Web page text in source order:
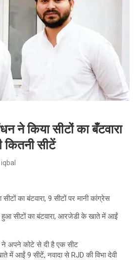
ने किया सीटों का बँटवारा
कितनी सीटें
का बंटवारा, 9 सीटों पर मानी कांग्रेस
हुआ सीटों का बंटवारा, आरजेडी के खाते में आईं
अपने कोटे से दी है एक सीट
में आईं 9 सीटें, नवादा से RJD की विभा देवी